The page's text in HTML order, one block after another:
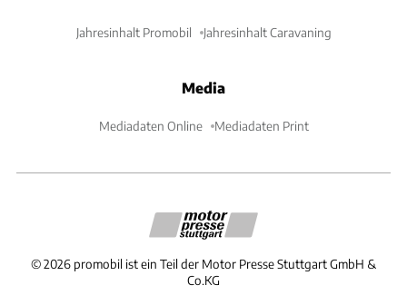
Jahresinhalt Promobil Jahresinhalt Caravaning
Media
Mediadaten Online Mediadaten Print
©2026 promobil ist ein Teil der Motor Presse Stuttgart GmbH &
Co.KG